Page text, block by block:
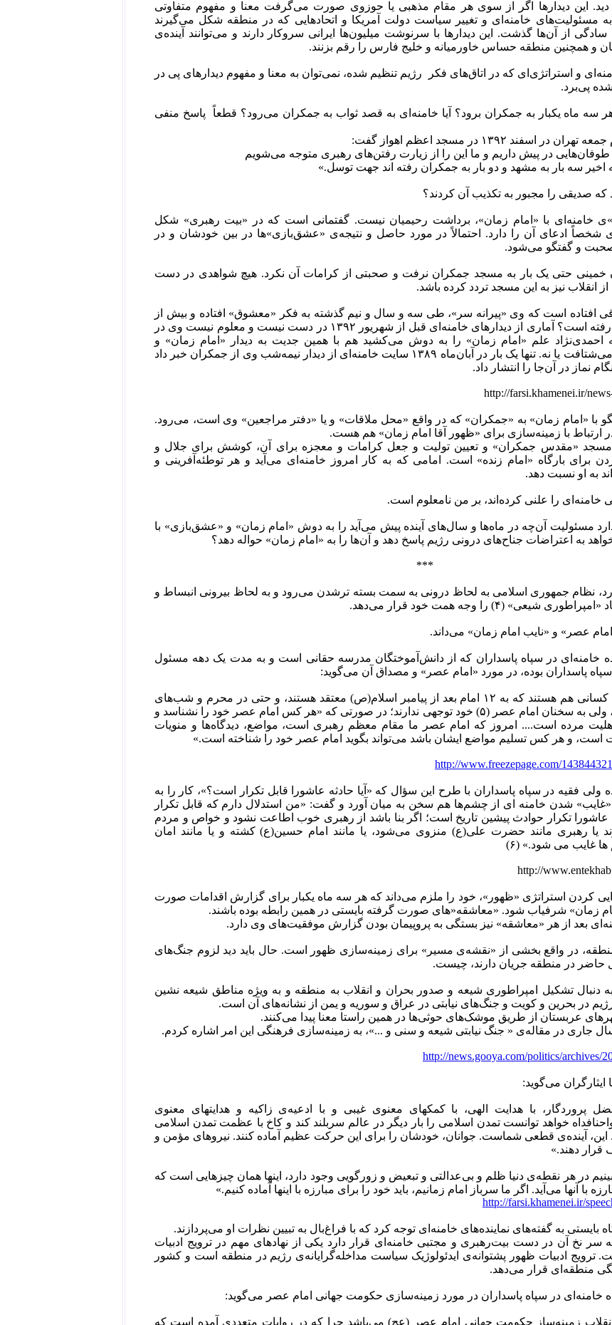
دید. این دیدارها اگر از سوی هر مقام مذهبی یا حوزوی صورت می‌گرفت معنا و مفهوم متفاوتی
مسئولیت‌های خامنه‌ای و تغییر سیاست دولت آمریکا و اتحادهایی که در منطقه شکل می‌گیرند
سادگی از آن‌ها گذشت. این دیدار‌ها با سرنوشت میلیون‌ها ایرانی سروکار دارند و می‌توانند آینده‌ی
و همچنین منطقه حساس خاورمیانه و خلیج فارس را رقم بزنند.
و استراتژی‌ای که در اتاق‌های فکر رژیم تنظیم شده، نمی‌توان به معنا و مفهوم دیدار‌های پی در
پی‌برد.
هر سه ماه یکبار به جمکران برود؟ آیا خامنه‌ای به قصد ثواب به جمکران می‌رود؟ قطعاً‌ پاسخ منفی
۱۳۹۲ در مسجد اعظم اهواز گفت:
در پیش داریم و ما این را از زیارت رفتن‌های رهبری متوجه می‌شویم
اخیر سه بار به مشهد و دو بار به جمکران رفته اند جهت توسل.»
که صدیقی را مجبور به تکذیب آن کردند؟
خامنه‌ای با «امام زمان»، برداشت رحیمیان نیست. گفتمانی است که در «بیت رهبری» شکل
شخصاً ادعای آن را دارد. احتمالاً در مورد حاصل و نتیجه‌ی «عشق‌بازی»ها در بین خودشان و در
و گفتگو می‌شود.
خمینی حتی یک بار به مسجد جمکران نرفت و صحبتی از کرامات آن نکرد. هیچ شواهدی در دست
انقلاب نیز به این مسجد تردد کرده باشد.
افتاده است که وی «پیرانه سر»، طی سه و سال و نیم گذشته به فکر «معشوق» افتاده و بیش از
۱۳ بار به جمکران رفته است؟ آماری از دیدار‌های خامنه‌ای قبل از شهریور ۱۳۹۲ در دست نیست و معلوم نیست وی در
احمدی‌نژاد علم «امام زمان» را به دوش می‌کشید هم با همین جدیت به دیدار «امام زمان» و
«عشق‌بازی» با او می‌شتافت یا نه. تنها یک بار در آبان‌ماه ۱۳۸۹ سایت خامنه‌ای از دیدار نیمه‌شب وی از جمکران خبر داد
نماز در آن‌جا را انتشار داد.
http://farsi.khamenei.ir/
با «امام زمان» به «جمکران» که در واقع «محل ملاقات» و یا «دفتر مراجعین» وی است، می‌رود.
در ارتباط با زمینه‌سازی برای «ظهور آقا امام زمان» هم هست.
«مقدس جمکران» و تعیین تولیت و جعل کرامات و معجزه برای آن، کوشش برای جلال و
برای بارگاه «امام زنده» است. امامی که به کار امروز خامنه‌ای می‌آید و هر توطئه‌آفرینی و
به او نسبت دهد.
خامنه‌ای را علنی کرده‌اند، بر من نامعلوم است.
مسئولیت آن‌چه در ماه‌ها و سال‌های آینده پیش می‌آید را به دوش «امام زمان» و «عشق‌بازی» با
به اعتراضات جناح‌های درونی رژیم پاسخ دهد و آن‌ها را به «امام زمان» حواله دهد؟
***
نظام جمهوری اسلامی به لحاظ درونی به سمت بسته تر‌شدن می‌رود و به لحاظ بیرونی انبساط و
شیعی» (۴) را وجه همت خود قرار می‌دهد.
عصر» و «نایب امام زمان» می‌داند.
خامنه‌ای در سپاه پاسداران که از دانش‌آموختگان مدرسه حقانی است و به مدت یک دهه مسئول
پاسداران بوده، در مورد «امام عصر» و مصداق آن می‌گوید:‌
«البته در این میان کسانی هم هستند که به ۱۲ امام بعد از پیامبر اسلام(ص) معتقد هستند، و حتی در محرم و شب‌های
قدر نذری می‌دهند، ولی به سخنان امام عصر (۵) خود توجهی ندارند؛ در صورتی که «هر کس امام عصر خود را نشناسد و
مرده است.... امروز که امام عصر ما مقام معظم رهبری است، مواضع، دیدگاه‌ها و منویات
است، و هر کس تسلیم مواضع ایشان باشد می‌تواند بگوید امام عصر خود را شناخته است.»
http://www.freezepage.com/
ولی فقیه در سپاه پاسداران با طرح این سؤال که «آیا حادثه عاشورا قابل تکرار است؟»، کار را به
«غایب» شدن خامنه ای از چشم‌ها هم سخن به میان آورد و گفت: «من استدلال دارم که قابل تکرار
عاشورا تکرار حوادث پیشین تاریخ است؛ اگر بنا باشد از رهبری خوب اطاعت نشود و خواص و مردم
یا رهبری مانند حضرت علی(ع) منزوی می‌شود، یا مانند امام حسین(ع) کشته و یا مانند امان
غایب می ‌شود.» (۶)
http://
کردن استراتژی «ظهور»، خود را ملزم می‌داند که هر سه ماه یکبار برای گزارش اقدامات صورت
زمان» شرفیاب شود. «معاشقه‌«های صورت گرفته بایستی در همین رابطه بوده باشند.
بعد از هر «معاشقه» نیز بستگی به پروپیمان بودن گزارش موفقیت‌های وی دارد.
در واقع بخشی از «نقشه‌ی مسیر» برای زمینه‌سازی ظهور است. حال باید دید لزوم جنگ‌های
حاضر در منطقه جریان دارند، چیست.
دنبال تشکیل امپراطوری شیعه و صدور بحران و انقلاب به منطقه و به ویژه مناطق شیعه نشین
در بحرین و کویت و جنگ‌های نیابتی در عراق و سوریه و یمن از نشانه‌های آن است.
عربستان از طریق موشک‌های حوثی‌ها در همین راستا معنا پیدا می‌کنند.
جاری در مقاله‌ی « جنگ نیابتی شیعه و سنی و ...»، به زمینه‌‌سازی‌ فرهنگی این امر اشاره کردم.
http://news.gooya.com/politics/archives/
ایثارگران می‌گوید:
پروردگار، با هدایت الهى، با کمکهاى معنوى غیبى و با ادعیه‌ى زاکیه و هدایتهاى معنوى
خواهد توانست تمدن اسلامى را بار دیگر در عالم سربلند کند و کاخ با عظمت تمدن اسلامى
این، آینده‌ى قطعى شماست. جوانان، خودشان را براى این حرکت عظیم آماده کنند. نیروهاى مؤمن و
قرار دهند.»
در هر نقطه‌ى دنیا ظلم و بى‌عدالتى و تبعیض و زورگویى وجود دارد، اینها همان چیزهایى است که
با آنها مى‌آید. اگر ما سرباز امام زمانیم، باید خود را براى مبارزه با اینها آماده کنیم.»
http://farsi.khamenei.ir/
بایستی به گفته‌های نماینده‌های خامنه‌ای توجه کرد که با فراغ‌بال به تبیین نظرات او می‌پردازند.
سر نخ آن در دست بیت‌رهبری و مجتبی خامنه‌ای قرار دارد یکی از نهادهای مهم در ترویج ادبیات
ترویج ادبیات ظهور پشتوانه‌ی ایدئولوژیک سیاست مداخله‌گرایانه‌ی رژیم در منطقه است و کشور
منطقه‌ای قرار می‌دهد.
خامنه‌ای در سپاه پاسداران در مورد زمینه‌سازی حکومت جهانی امام عصر می‌گوید:
انقلاب زمینه‌ساز حکومت جهانی امام عصر (عج) می‌باشد چرا که در روایات متعددی آمده است که